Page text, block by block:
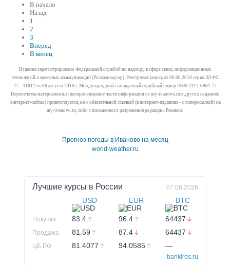
В начало
Назад
1
2
3
Вперед
В конец
Издание зарегистрировано Федеральной службой по надзору в сфере связи, информационных
технологий и массовых коммуникаций (Роскомнадзор). Реестровая запись от 06.08.2010 серия ЭЛ ФС
77 - 41611 от 06 августа 2010 г. Международный стандартный серийный номер ISSN 2312-6981. ©
Перепечатка материалов или воспроизведение части информации из my-ivanovo.ru в других изданиях
(интернет-сайтах) приветствуется, но с обязательной ссылкой (в интернет-изданиях - с гиперссылкой) на
my-ivanovo.ru, либо с письменного разрешения редакции. Реклама:
Прогноз погоды в Иваново на месяц
world-weather.ru
Лучшие курсы в России 07.08.2026
USD EUR BTC
Покупка 83.4 96.4 64437
Продажа 81.59 87.4 64437
ЦБ РФ 81.4077 94.0585 —
bankiros.ru